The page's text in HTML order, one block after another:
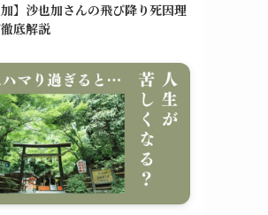
加】沙也加さんの飛び降り死因理
底解説